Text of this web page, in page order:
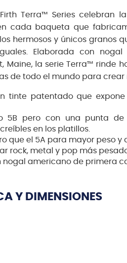
Terra™ Series celebran
cada baqueta que
hermosos y únicos granos
Elaborada con nogal
Maine, la serie Terra™ rinde
de todo el mundo para crear
tinte patentado que
5B pero con una punta
en los platillos.
que el 5A para mayor peso y
rock, metal y pop más
nogal americano de primera
Y DIMENSIONES